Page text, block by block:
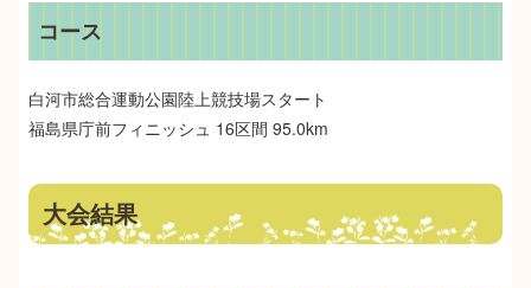
コース
白河市総合運動公園陸上競技場スタート
福島県庁前フィニッシュ 16区間 95.0km
大会結果